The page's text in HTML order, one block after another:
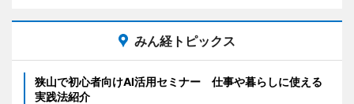
みん経トピックス
狭山で初心者向けAI活用セミナー 仕事や暮らしに使える
実践法紹介